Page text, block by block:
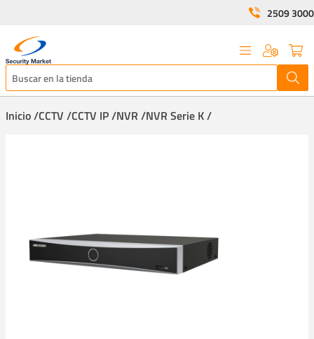
2509 3000
Inicio /CCTV /CCTV IP /NVR /NVR Serie K /